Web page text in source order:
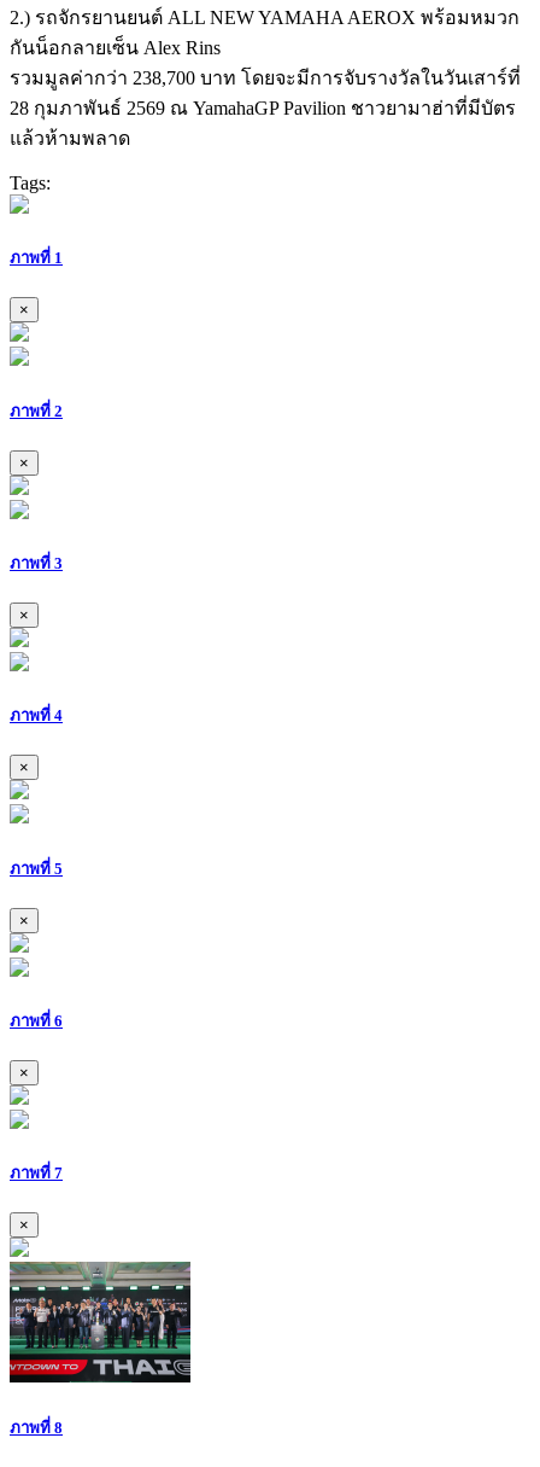
2.) รถจักรยานยนต์ ALL NEW YAMAHA AEROX พร้อมหมวก
กันน็อกลายเซ็น Alex Rins
รวมมูลค่ากว่า 238,700 บาท โดยจะมีการจับรางวัลในวันเสาร์ที่
28 กุมภาพันธ์ 2569 ณ YamahaGP Pavilion ชาวยามาฮ่าที่มีบัตร
แล้วห้ามพลาด
Tags:
ภาพที่ 1
×
ภาพที่ 2
×
ภาพที่ 3
×
ภาพที่ 4
×
ภาพที่ 5
×
ภาพที่ 6
×
ภาพที่ 7
×
ภาพที่ 8